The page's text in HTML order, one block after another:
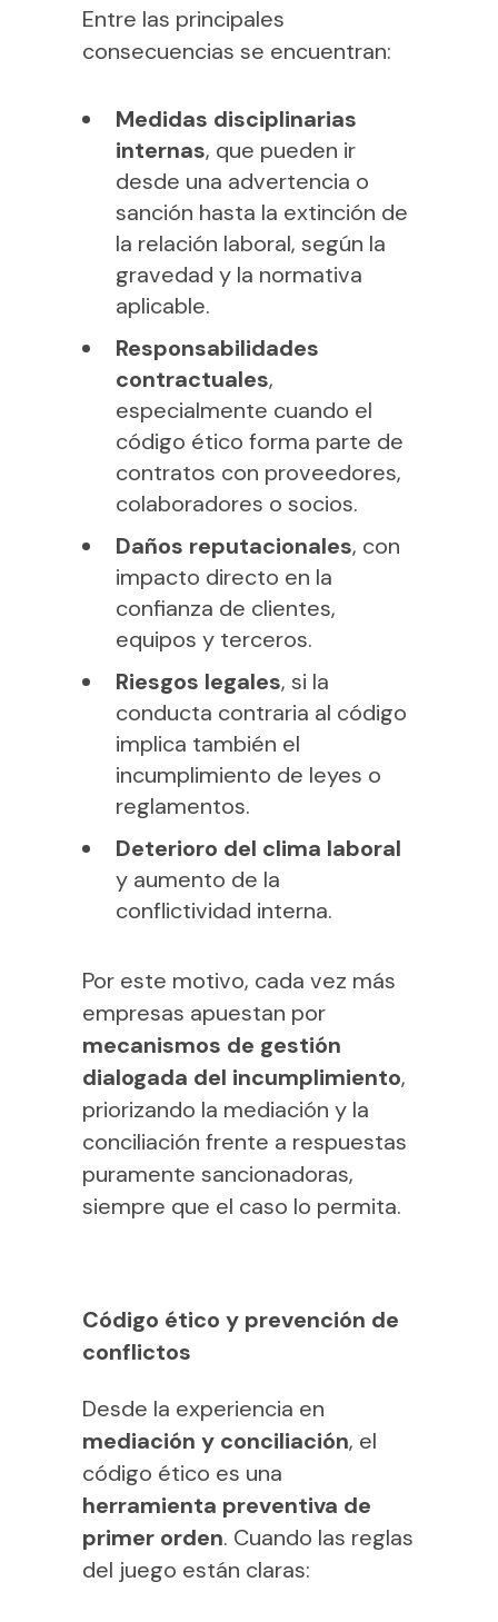
Entre las principales
consecuencias se encuentran:
Medidas disciplinarias
internas, que pueden ir
desde una advertencia o
sanción hasta la extinción de
la relación laboral, según la
gravedad y la normativa
aplicable.
Responsabilidades
contractuales,
especialmente cuando el
código ético forma parte de
contratos con proveedores,
colaboradores o socios.
Daños reputacionales, con
impacto directo en la
confianza de clientes,
equipos y terceros.
Riesgos legales, si la
conducta contraria al código
implica también el
incumplimiento de leyes o
reglamentos.
Deterioro del clima laboral
y aumento de la
conflictividad interna.
Por este motivo, cada vez más
empresas apuestan por
mecanismos de gestión
dialogada del incumplimiento,
priorizando la mediación y la
conciliación frente a respuestas
puramente sancionadoras,
siempre que el caso lo permita.
Código ético y prevención de
conflictos
Desde la experiencia en
mediación y conciliación, el
código ético es una
herramienta preventiva de
primer orden. Cuando las reglas
del juego están claras: